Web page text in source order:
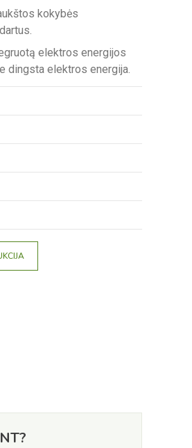
kokybės
elektros energijos
dingsta elektros energija.